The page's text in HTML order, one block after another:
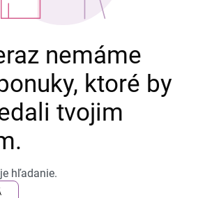
nemáme
ktoré by
tvojim
hľadanie.